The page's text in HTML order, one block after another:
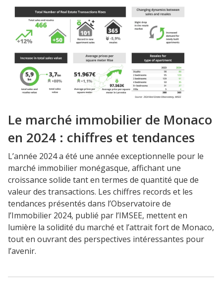
Le marché immobilier de Monaco
en 2024 : chiffres et tendances
L’année 2024 a été une année exceptionnelle pour le
marché immobilier monégasque, affichant une
croissance solide tant en termes de quantité que de
valeur des transactions. Les chiffres records et les
tendances présentés dans l’Observatoire de
l’Immobilier 2024, publié par l’IMSEE, mettent en
lumière la solidité du marché et l’attrait fort de Monaco,
tout en ouvrant des perspectives intéressantes pour
l’avenir.